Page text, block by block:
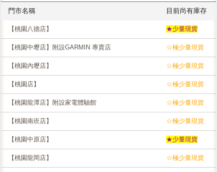
門市名稱 目前尚有庫存
【桃園八德店】 ★少量現貨
【桃園中壢店】附設GARMIN 專賣店 ☆極少量現貨
【桃園內壢店】 ☆極少量現貨
【桃園店】 ☆極少量現貨
【桃園龍潭店】附設家電體驗館 ☆極少量現貨
【桃園南崁店】 ☆極少量現貨
【桃園中原店】 ★少量現貨
【桃園龍岡店】 ☆極少量現貨